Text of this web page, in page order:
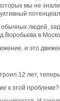
мы не
людей,
в
и это
12 лет,
к этой проблеме?